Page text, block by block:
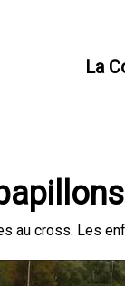
La
au cross. Les